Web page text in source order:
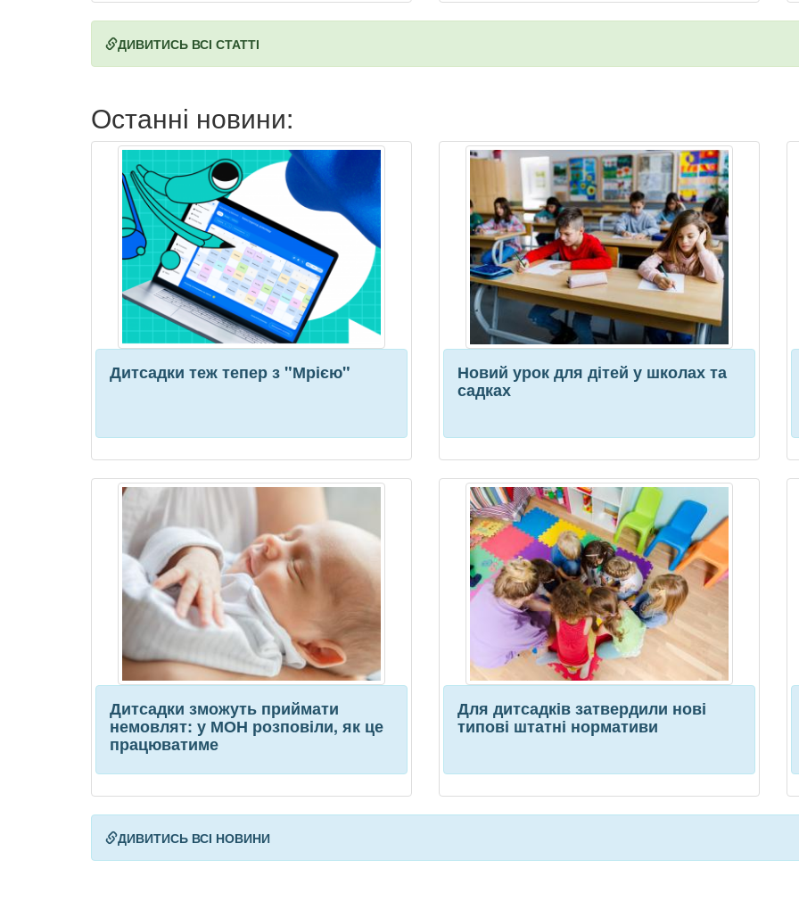
ДИВИТИСЬ ВСІ СТАТТІ
Останні новини:
Дитсадки теж тепер з "Мрією" Новий урок для дітей у школах та
садках
Дитсадки зможуть приймати
немовлят: у МОН розповіли, як це
працюватиме
Для дитсадків затвердили нові
типові штатні нормативи
ДИВИТИСЬ ВСІ НОВИНИ